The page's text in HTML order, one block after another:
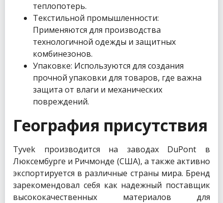
теплопотерь.
Текстильной промышленности:
Применяются для производства
технологичной одежды и защитных
комбинезонов.
Упаковке: Используются для создания
прочной упаковки для товаров, где важна
защита от влаги и механических
повреждений.
География присутствия
Tyvek производится на заводах DuPont в
Люксембурге и Ричмонде (США), а также активно
экспортируется в различные страны мира. Бренд
зарекомендовал себя как надежный поставщик
высококачественных материалов для